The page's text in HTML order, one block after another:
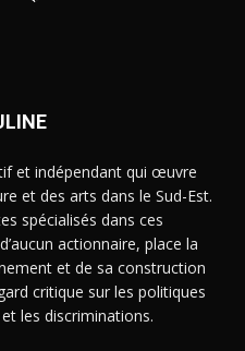
et indépendant qui œuvre
et des arts dans le Sud-Est.
spécialisés dans ces
actionnaire, place la
et de sa construction
critique sur les politiques
les discriminations.